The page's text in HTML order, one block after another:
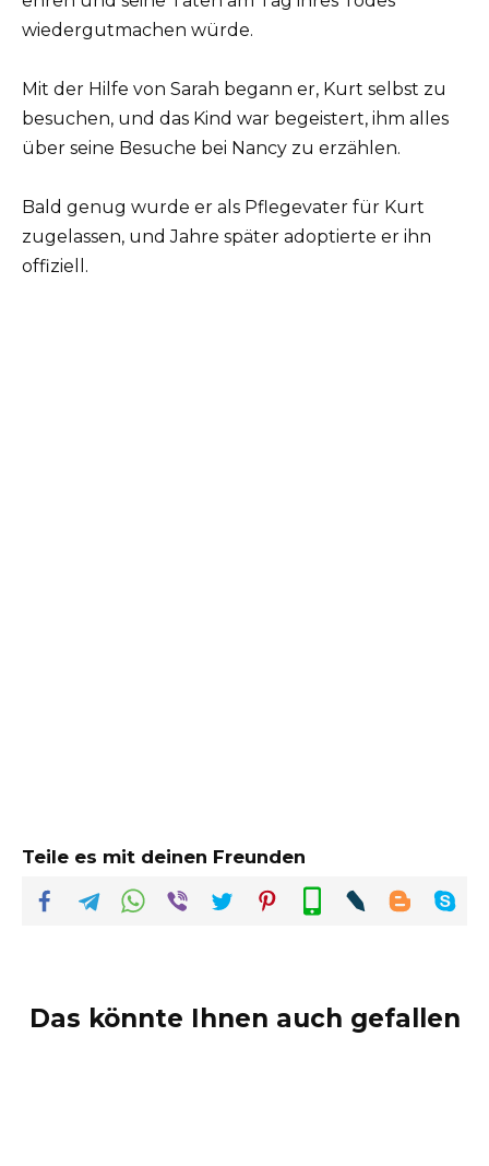
wiedergutmachen würde.
Mit der Hilfe von Sarah begann er, Kurt selbst zu
besuchen, und das Kind war begeistert, ihm alles
über seine Besuche bei Nancy zu erzählen.
Bald genug wurde er als Pflegevater für Kurt
zugelassen, und Jahre später adoptierte er ihn
offiziell.
Teile es mit deinen Freunden
Das könnte Ihnen auch gefallen